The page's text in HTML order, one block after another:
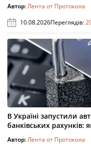
Автор:Лента от Протокола
10.08.2026Переглядів:
В Україні запустили
банківських рахунків:
Автор:Лента от Протокола